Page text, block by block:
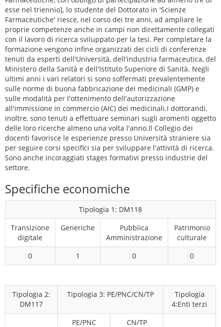
esse nel triennio], lo studente del Dottorato in 'Scienze
Farmaceutiche' riesce, nel corso dei tre anni, ad ampliare le
proprie competenze anche in campi non direttamente collegati
con il lavoro di ricerca sviluppato per la tesi. Per completare la
formazione vengono infine organizzati dei cicli di conferenze
tenuti da esperti dell'Università, dell'industria farmaceutica, del
Ministero della Sanità e dell'Istituto Superiore di Sanità. Negli
ultimi anni i vari relatori si sono soffermati prevalentemente
sulle norme di buona fabbricazione dei medicinali (GMP) e
sulle modalità per l'ottenimento dell'autorizzazione
all'immissione in commercio (AIC) dei medicinali.I dottorandi,
inoltre, sono tenuti a effettuare seminari sugli aromenti oggetto
delle loro ricerche almeno una volta l'anno.Il Collegio dei
docenti favorisce le esperienze presso Università straniere sia
per seguire corsi specifici sia per sviluppare l'attività di ricerca.
Sono anche incoraggiati stages formativi presso industrie del
settore.
Specifiche economiche
Tipologia 1: DM118
Transizione
digitale
Generiche
Pubblica
Amministrazione
Patrimonio
culturale
0
1 0 0
Tipologia 2:
DM117
Tipologia 3: PE/PNC/CN/TP
Tipologia
4:Enti terzi
PE/PNC
CN/TP